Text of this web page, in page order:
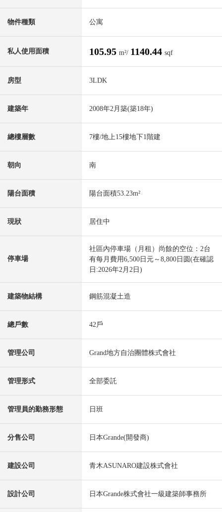
物件種類 公寓
私人使用面積 105.95 m²/ 1140.44 sqf
房型 3LDK
建築年 2008年2月築(築18年)
總樓層數 7樓/地上15樓地下1階建
朝向 南
陽台面積 陽台面積53.23m²
現狀 居住中
停車場
社區內停車場（月租）尚餘的空位：2台
有每月費用6,500日元～8,800日圆(在確認
日:2026年2月2日)
建築物結構 鋼筋混凝土造
總戶數 42戶
管理公司 Grand地方自治團體株式會社
管理形式 全部委託
管理員的勤務形態 日班
分售公司 日本Grande(開發商)
建設公司 青木ASUNARO建設株式會社
設計公司 日本Grande株式會社一級建築師事務所